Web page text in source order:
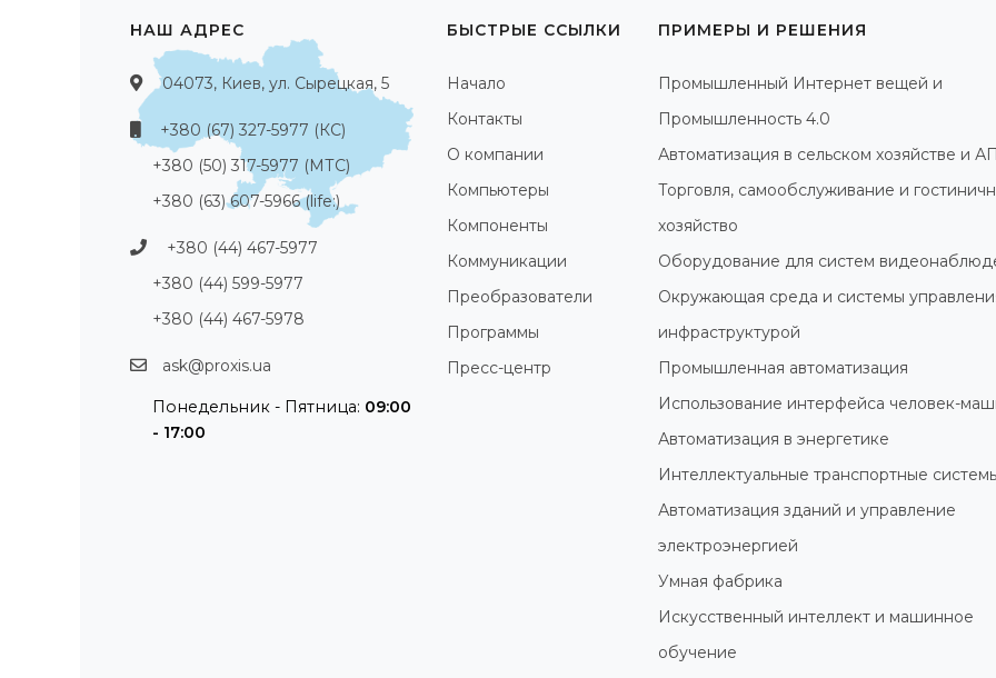
НАШ АДРЕС
04073, Киев, ул. Сырецкая, 5
+380 (67) 327-5977 (КС)
+380 (50) 317-5977 (МТС)
+380 (63) 607-5966 (life:)
+380 (44) 467-5977
+380 (44) 599-5977
+380 (44) 467-5978
ask@proxis.ua
Понедельник - Пятница: 09:00
- 17:00
БЫСТРЫЕ ССЫЛКИ
Начало
Контакты
О компании
Компьютеры
Компоненты
Коммуникации
Преобразователи
Программы
Пресс-центр
ПРИМЕРЫ И РЕШЕНИЯ
Промышленный Интернет вещей и
Промышленность 4.0
Автоматизация в сельском хозяйстве и
Торговля, самообслуживание и
хозяйство
Оборудование для систем
Окружающая среда и системы
инфраструктурой
Промышленная автоматизация
Использование интерфейса человек-
Автоматизация в энергетике
Интеллектуальные транспортные
Автоматизация зданий и управление
электроэнергией
Умная фабрика
Искусственный интеллект и машинное
обучение